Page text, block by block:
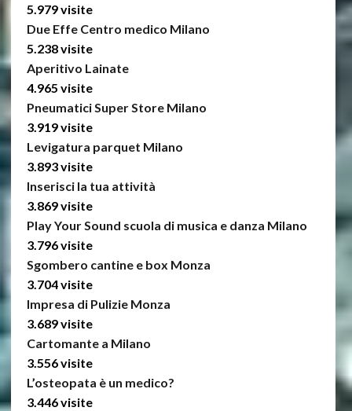
5.979 visite
Due Effe Centro medico Milano
5.238 visite
Aperitivo Lainate
4.965 visite
Pneumatici Super Store Milano
3.919 visite
Levigatura parquet Milano
3.893 visite
Inserisci la tua attività
3.869 visite
Play Your Sound scuola di musica e danza Milano
3.796 visite
Sgombero cantine e box Monza
3.704 visite
Impresa di Pulizie Monza
3.689 visite
Cartomante a Milano
3.556 visite
L’osteopata è un medico?
3.446 visite